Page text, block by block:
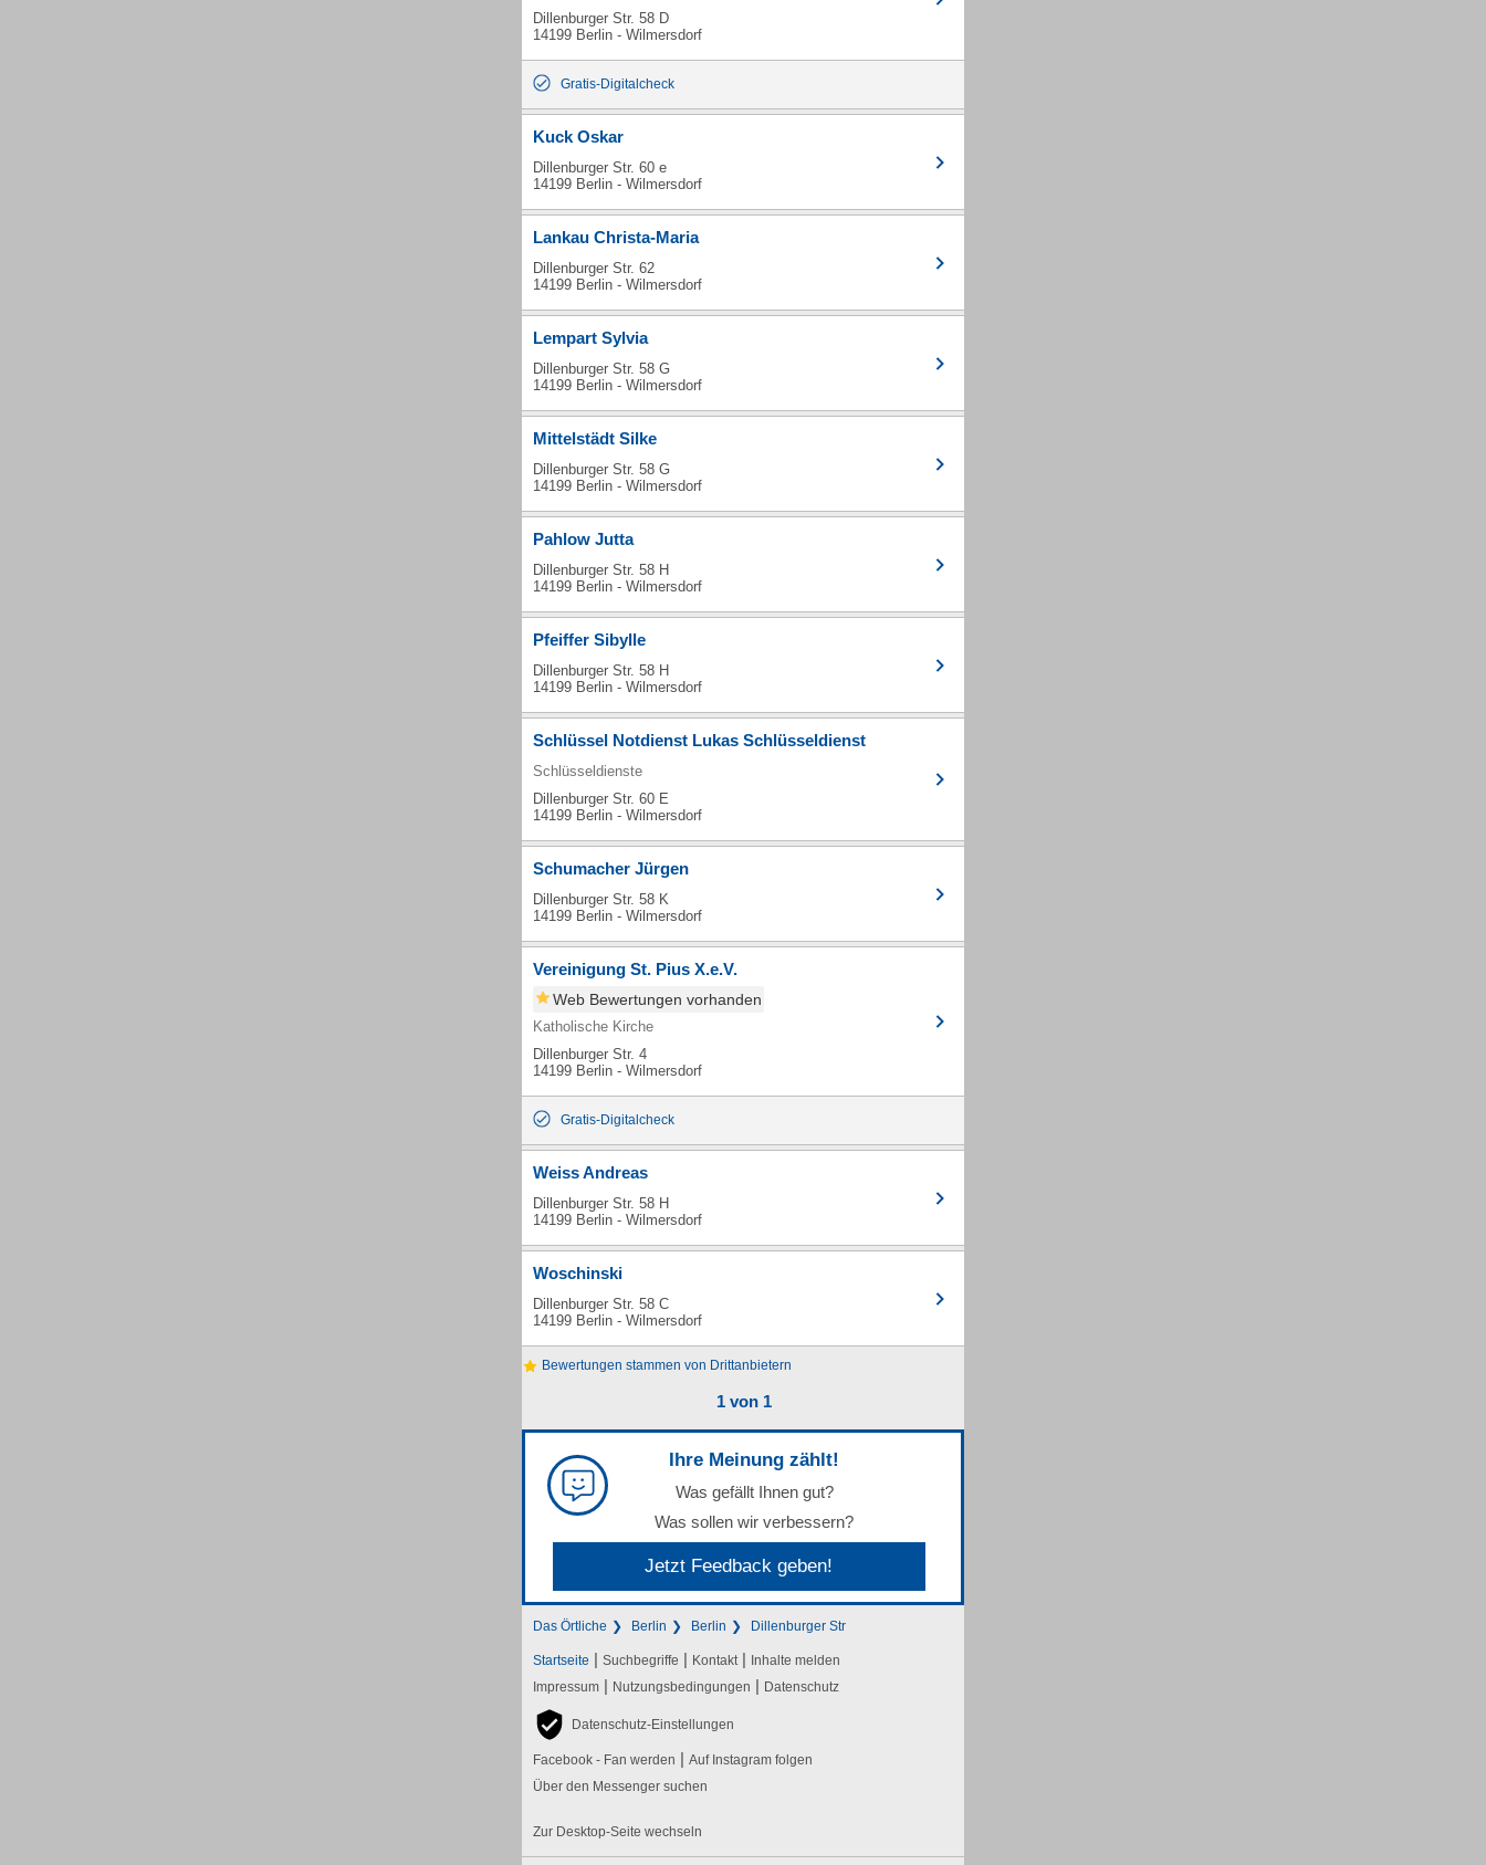
Dillenburger Str. 58 D
14199 Berlin - Wilmersdorf
Gratis-Digitalcheck
Kuck Oskar
Dillenburger Str. 60 e
14199 Berlin - Wilmersdorf
Lankau Christa-Maria
Dillenburger Str. 62
14199 Berlin - Wilmersdorf
Lempart Sylvia
Dillenburger Str. 58 G
14199 Berlin - Wilmersdorf
Mittelstädt Silke
Dillenburger Str. 58 G
14199 Berlin - Wilmersdorf
Pahlow Jutta
Dillenburger Str. 58 H
14199 Berlin - Wilmersdorf
Pfeiffer Sibylle
Dillenburger Str. 58 H
14199 Berlin - Wilmersdorf
Schlüssel Notdienst Lukas Schlüsseldienst
Schlüsseldienste
Dillenburger Str. 60 E
14199 Berlin - Wilmersdorf
Schumacher Jürgen
Dillenburger Str. 58 K
14199 Berlin - Wilmersdorf
Vereinigung St. Pius X.e.V.
Web Bewertungen vorhanden
Katholische Kirche
Dillenburger Str. 4
14199 Berlin - Wilmersdorf
Gratis-Digitalcheck
Weiss Andreas
Dillenburger Str. 58 H
14199 Berlin - Wilmersdorf
Woschinski
Dillenburger Str. 58 C
14199 Berlin - Wilmersdorf
Bewertungen stammen von Drittanbietern
1 von 1
Ihre Meinung zählt!
Was gefällt Ihnen gut?
Was sollen wir verbessern?
Jetzt Feedback geben!
Das Örtliche Berlin Berlin Dillenburger Str
Startseite | Suchbegriffe | Kontakt | Inhalte melden
Impressum | Nutzungsbedingungen | Datenschutz
Datenschutz-Einstellungen
Facebook - Fan werden | Auf Instagram folgen
Über den Messenger suchen
Zur Desktop-Seite wechseln